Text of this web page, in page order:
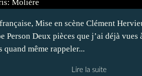
Mise en scène Clément
Deux pièces que j’ai déjà vues
quand même rappeler...
Lire la suite